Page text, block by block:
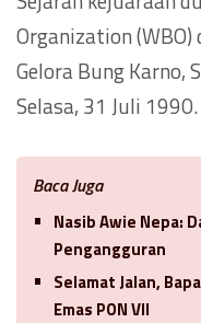
Organization
Gelora Bung Karno,
Selasa, 31 Juli 1990.
Baca Juga
Nasib Awie Nepa:
Pengangguran
Selamat Jalan,
Emas PON VII